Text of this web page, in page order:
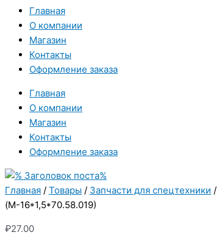
Главная
О компании
Магазин
Контакты
Оформление заказа
Главная
О компании
Магазин
Контакты
Оформление заказа
Главная / Товары / Запчасти для спецтехники /
(М-16*1,5*70.58.019)
₽27.00